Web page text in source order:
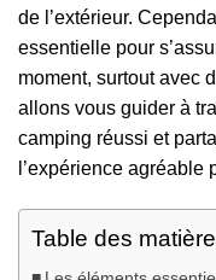
de l’extérieur.
essentielle pour
moment, surtout avec
allons vous guider à
camping réussi et
l’expérience agréable
Table des